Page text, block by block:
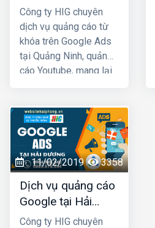
là chắc chắn sẽ được
tiếp cận với những
khách hàng có nhu cầu
mua bán thật, đúng với
nhu cầu sử dụng sản
Ninh giá rẻ
Công ty HIG chuyên
dịch vụ quảng cáo từ
khóa trên Google Ads
tại Quảng Ninh, quảng
cáo Youtube, mang lại
rất thấp. Ngoài việc
giúp cho khách hàng
chủ động tìm đến bạn
còn có tác dụng trong
việc lan tỏa, tăng nhận
diện thương hiệu của
bạn trên Internet
11/02/2019 3358
Dịch vụ quảng cáo
Google tại Hải
Dương giá rẻ
Công ty HIG chuyên